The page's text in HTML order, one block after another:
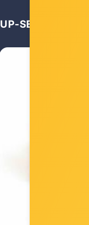
UP-SELL